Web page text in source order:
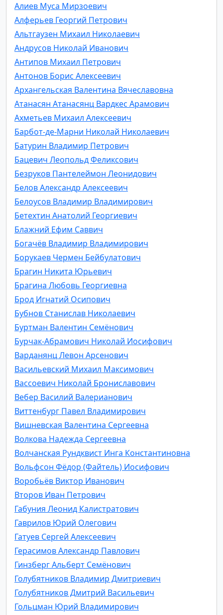
Алиев Муса Мирзоевич
Алферьев Георгий Петрович
Альтгаузен Михаил Николаевич
Андрусов Николай Иванович
Антипов Михаил Петрович
Антонов Борис Алексеевич
Архангельская Валентина Вячеславовна
Атанасян Атанасянц Вардкес Арамович
Ахметьев Михаил Алексеевич
Барбот-де-Марни Николай Николаевич
Батурин Владимир Петрович
Бацевич Леопольд Феликсович
Безруков Пантелеймон Леонидович
Белов Александр Алексеевич
Белоусов Владимир Владимирович
Бетехтин Анатолий Георгиевич
Блажний Ефим Саввич
Богачёв Владимир Владимирович
Борукаев Чермен Бейбулатович
Брагин Никита Юрьевич
Брагина Любовь Георгиевна
Брод Игнатий Осипович
Бубнов Станислав Николаевич
Буртман Валентин Семёнович
Бурчак-Абрамович Николай Иосифович
Варданянц Левон Арсенович
Васильевский Михаил Максимович
Вассоевич Николай Брониславович
Вебер Василий Валерианович
Виттенбург Павел Владимирович
Вишневская Валентина Сергеевна
Волкова Надежда Сергеевна
Волчанская Рундквист Инга Константиновна
Вольфсон Фёдор (Файтель) Иосифович
Воробьёв Виктор Иванович
Второв Иван Петрович
Габуния Леонид Калистратович
Гаврилов Юрий Олегович
Гатуев Сергей Алексеевич
Герасимов Александр Павлович
Гинзберг Альберт Семёнович
Голубятников Владимир Дмитриевич
Голубятников Дмитрий Васильевич
Гольцман Юрий Владимирович